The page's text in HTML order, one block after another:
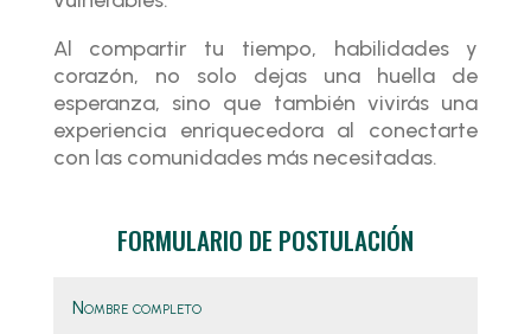
Al compartir tu tiempo, habilidades y
corazón, no solo dejas una huella de
esperanza, sino que también vivirás una
experiencia enriquecedora al conectarte
con las comunidades más necesitadas.
FORMULARIO DE POSTULACIÓN